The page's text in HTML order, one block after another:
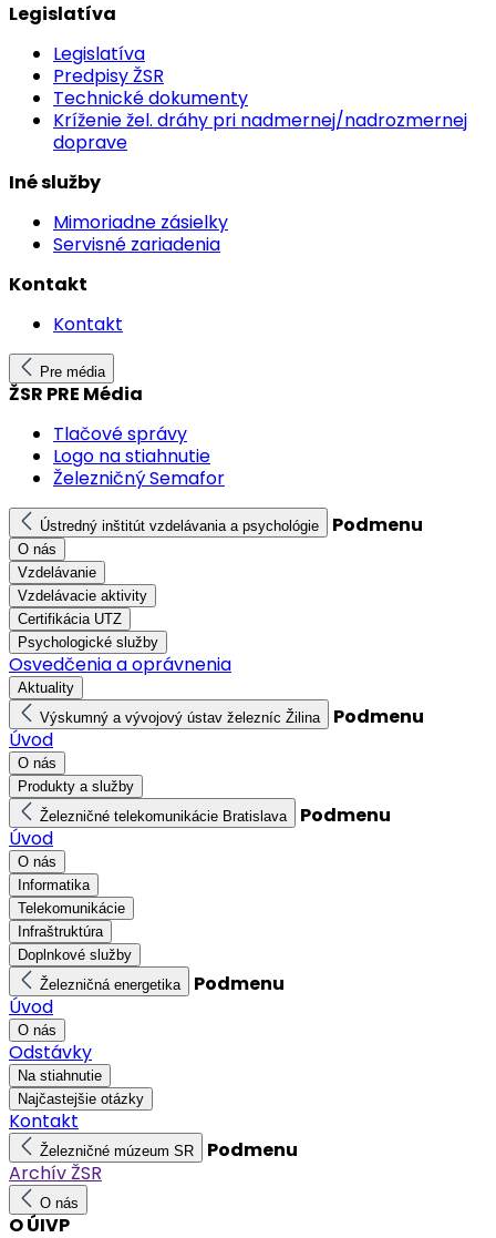
Legislatíva
Legislatíva
Predpisy ŽSR
Technické dokumenty
Kríženie žel. dráhy pri nadmernej/nadrozmernej
doprave
Iné služby
Mimoriadne zásielky
Servisné zariadenia
Kontakt
Kontakt
Pre média
ŽSR PRE Média
Tlačové správy
Logo na stiahnutie
Železničný Semafor
Ústredný inštitút vzdelávania a psychológie Podmenu
O nás
Vzdelávanie
Vzdelávacie aktivity
Certifikácia UTZ
Psychologické služby
Osvedčenia a oprávnenia
Aktuality
Výskumný a vývojový ústav železníc Žilina
Podmenu
Úvod
O nás
Produkty a služby
Železničné telekomunikácie Bratislava
Podmenu
Úvod
O nás
Informatika
Telekomunikácie
Infraštruktúra
Doplnkové služby
Železničná energetika
Podmenu
Úvod
O nás
Odstávky
Na stiahnutie
Najčastejšie otázky
Kontakt
Železničné múzeum SR
Podmenu
Archív ŽSR
O nás
O ÚIVP